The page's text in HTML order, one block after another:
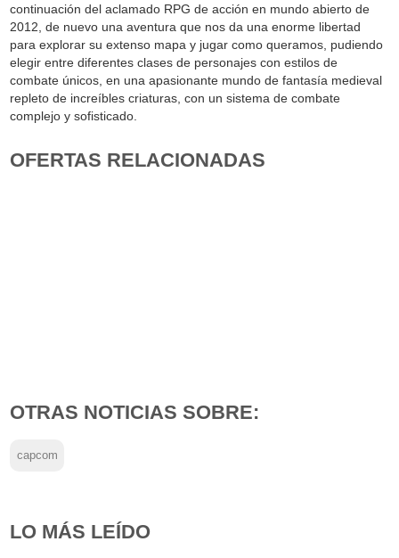
continuación del aclamado RPG de acción en mundo abierto de
2012, de nuevo una aventura que nos da una enorme libertad
para explorar su extenso mapa y jugar como queramos, pudiendo
elegir entre diferentes clases de personajes con estilos de
combate únicos, en una apasionante mundo de fantasía medieval
repleto de increíbles criaturas, con un sistema de combate
complejo y sofisticado.
OFERTAS RELACIONADAS
OTRAS NOTICIAS SOBRE:
capcom
LO MÁS LEÍDO